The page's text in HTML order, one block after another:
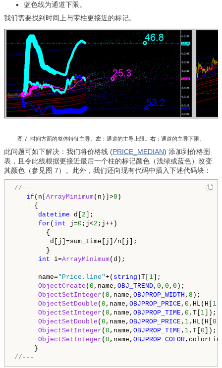
蓝色线为通道下限。
我们需要找到时间上与零柱更接近的标记。
图 7. 时间方面的整体特征主导。 左 ： 通道的主导上限。 右 ：通道的主导下限。
此问题可如下解决：我们将价格线 (PRICE_MEDIAN) 添加到价格图
表，且令此线根据更接近最后一个柱的标记颜色（浅绿或蓝色）改变
其颜色（参见图 7）。此外，我们还向现有代码中插入下述代码块：
//---
if (n[ ArrayMinimum(n)]>0 )
{
datetime d[ 2 ];
for ( int j=0 ;j<2 ;j++)
{
d[j]=sum_time[j]/n[j];
}
int i=ArrayMinimum(d);
name="Price.line"+( string )T[ 1 ];
ObjectCreate ( 0 ,name, OBJ_TREND, 0 , 0 , 0 );
ObjectSetInteger ( 0 ,name, OBJPROP_WIDTH , 8 );
ObjectSetDouble ( 0 ,name, OBJPROP_PRICE, 0 ,HL(H[ 1
ObjectSetInteger ( 0 ,name, OBJPROP_TIME, 0 ,T[ 1 ]);
ObjectSetDouble ( 0 ,name, OBJPROP_PRICE, 1,HL(H[ 0
ObjectSetInteger ( 0 ,name, OBJPROP_TIME, 1,T[ 0 ]);
ObjectSetInteger ( 0 ,name, OBJPROP_COLOR
//---